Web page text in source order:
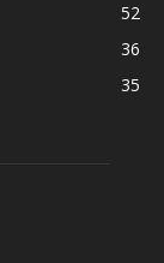
52
36
35